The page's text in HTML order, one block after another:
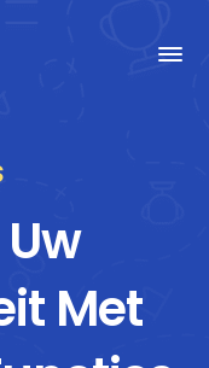
Met